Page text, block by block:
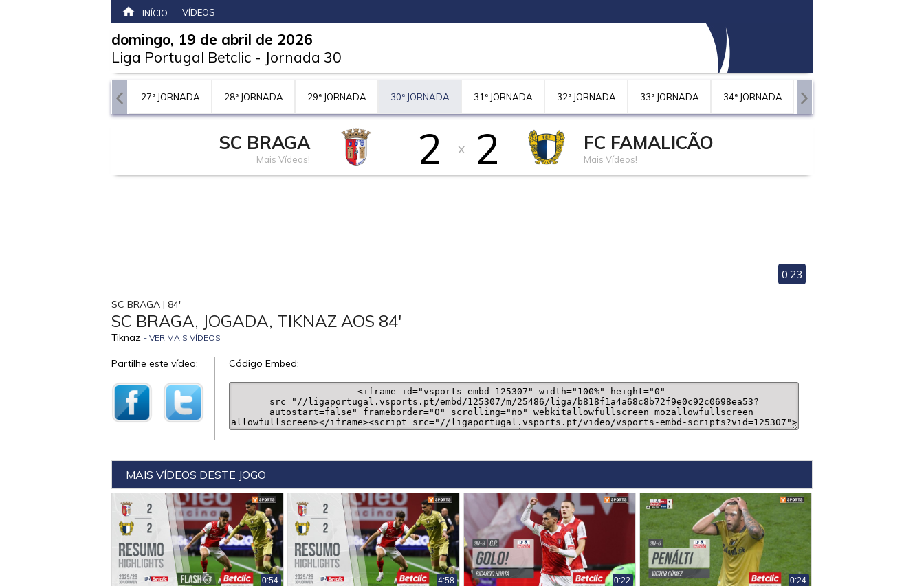
INÍCIO VÍDEOS
domingo, 19 de abril de 2026
Liga Portugal Betclic - Jornada 30
26ª JORNADA 27ª JORNADA 28ª JORNADA 29ª JORNADA 30ª JORNADA 31ª JORNADA 32ª JORNADA 33ª JORNADA 34ª JORNADA
SC BRAGA
Mais Vídeos! 2 x 2 FC FAMALICÃO
Mais Vídeos!
0:23
SC BRAGA | 84'
SC BRAGA, JOGADA, TIKNAZ AOS 84'
Tıknaz - VER MAIS VÍDEOS
Partilhe este vídeo: Código Embed:
MAIS VÍDEOS DESTE JOGO
0:54 4:58 0:22 0:24